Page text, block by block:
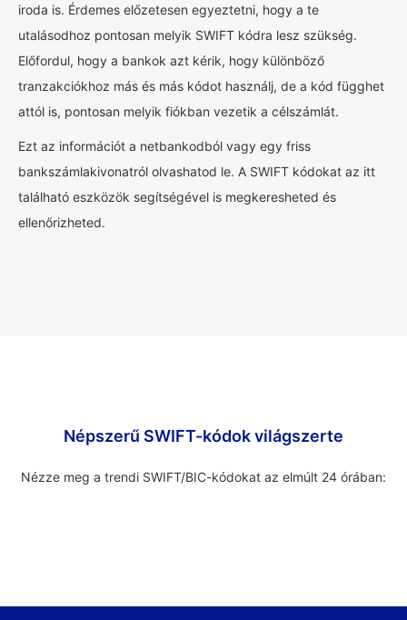
iroda is. Érdemes előzetesen egyeztetni, hogy a te
utalásodhoz pontosan melyik SWIFT kódra lesz szükség.
Előfordul, hogy a bankok azt kérik, hogy különböző
tranzakciókhoz más és más kódot használj, de a kód függhet
attól is, pontosan melyik fiókban vezetik a célszámlát.
Ezt az információt a netbankodból vagy egy friss
bankszámlakivonatról olvashatod le. A SWIFT kódokat az itt
található eszközök segítségével is megkeresheted és
ellenőrizheted.
Népszerű SWIFT-kódok világszerte
Nézze meg a trendi SWIFT/BIC-kódokat az elmúlt 24 órában: